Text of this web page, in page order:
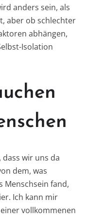
anders sein, als
aber ob schlechter
abhängen,
Isolation
wir uns da
dem, was
Menschsein fand,
Ich kann mir
vollkommenen